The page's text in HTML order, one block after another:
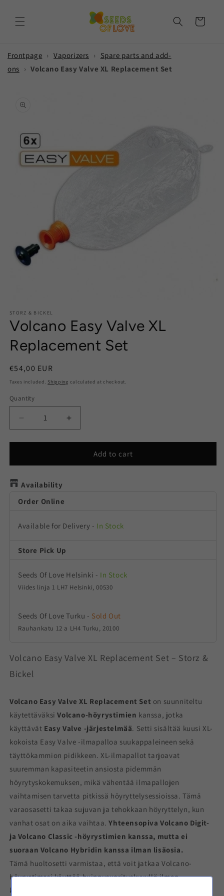
content
Cart
Frontpage › Vaporizers ›
Spare parts and add-
ons › Volcano Easy Valve XL Replacement Set
product
information
media
1
in
modal
STORZ & BICKEL
Volcano Easy Valve XL
Replacement Set
Regular
price
€54,00 EUR
Taxes included. Shipping calculated at checkout.
Quantity
Quantity
Decrease
quantity
for
Easy
XL
Set
Increase
quantity
for
Volcano
Easy
Add to cart
Availability
Order Online
Available for Delivery - In Stock
Store Pick Up
Seeds Of Love Helsinki - In Stock
Viides linja 1 LH7 Helsinki, 00530
Seeds Of Love Turku - Sold Out
Rauhankatu 12 a LH4 Turku, 20100
Volcano Easy Valve XL Replacement Set – Storz &
Bickel
Volcano Easy Valve XL Replacement Set on suunniteltu
käytettäväksiVolcano-höyrystimien kanssa, jotka
käyttävät Easy Valve -järjestelmää. Setti sisältää kuusi XL-
kokoista Easy Valve -ilmapalloa suukappaleineen sekä
täyttökammion pidikkeen. XL-ilmapallot tarjoavat
suuremman kapasiteetin ansiosta pidemmän
höyrytyskokemuksen, mikä vähentää ilmapallojen
vaihtamisen tarvetta pitkissä höyryttelysessioissa. Tämä
varaosasetti takaa sujuvan ja tehokkaan höyryttelyn, kun
vanhat osat on aika vaihtaa.Yhteensopiva Volcano Digit-
ja Volcano Classic -höyrystimien kanssa, mutta ei
suoraan Volcano Hybridin kanssa ilman lisäosia.
Tämä huoltosetti varmistaa, että voit jatkaa Volcano-
höyrystimesi käyttöä huippusuorituskyvyllä ilman
keskeytyksiä.